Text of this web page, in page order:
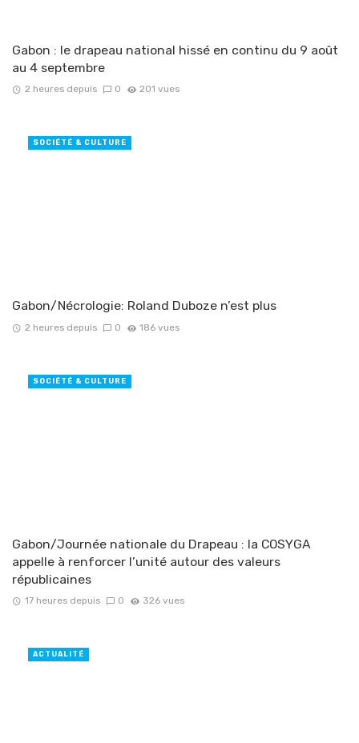
Gabon : le drapeau national hissé en continu du 9 août
au 4 septembre
2 heures depuis 0 201 vues
Gabon/Nécrologie: Roland Duboze n’est plus
2 heures depuis 0 186 vues
SOCIÉTÉ & CULTURE
Gabon/Journée nationale du Drapeau : la COSYGA
appelle à renforcer l’unité autour des valeurs
républicaines
17 heures depuis 0 326 vues
SOCIÉTÉ & CULTURE
ACTUALITÉ